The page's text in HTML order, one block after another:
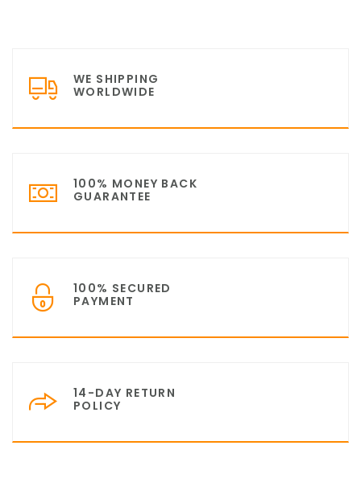
WE SHIPPING
WORLDWIDE
100% MONEY BACK
GUARANTEE
100% SECURED
PAYMENT
14-DAY RETURN
POLICY